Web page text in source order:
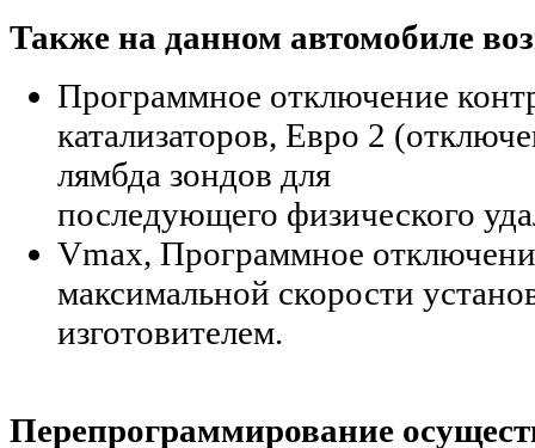
Также на данном автомобиле
Программное отключение
катализаторов, Евро 2
лямбда зондов для
последующего физического
Vmax, Программное
максимальной скорости
изготовителем.
Перепрограммирование